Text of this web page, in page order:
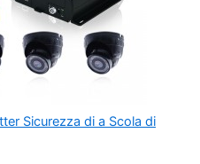
Sicurezza di a Scola di